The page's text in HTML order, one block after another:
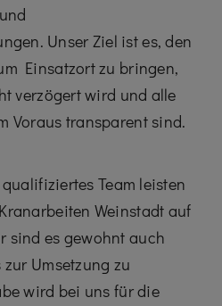
Unser Ziel ist es, den
Einsatzort zu bringen,
verzögert wird und alle
Voraus transparent sind.
Team leisten
Weinstadt auf
sind es gewohnt auch
Umsetzung zu
wird bei uns für die